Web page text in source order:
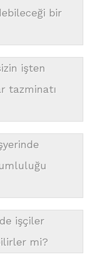
bir
işten
tazminatı
işçiler
mi?